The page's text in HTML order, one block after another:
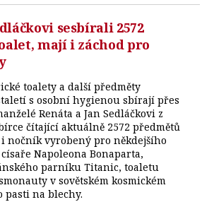
sesbírali 2572
mají i záchod pro
toalety a další předměty
s osobní hygienou sbírají přes
Renáta a Jan Sedláčkovi z
čítající aktuálně 2572 předmětů
nočník vyrobený pro někdejšího
Napoleona Bonaparta,
parníku Titanic, toaletu
v sovětském kosmickém
pasti na blechy.